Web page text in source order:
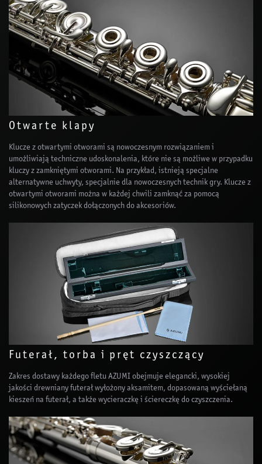
Otwarte klapy
Klucze z otwartymi otworami są nowoczesnym rozwiązaniem i
umożliwiają techniczne udoskonalenia, które nie są możliwe w przypadku
kluczy z zamkniętymi otworami. Na przykład, istnieją specjalne
alternatywne uchwyty, specjalnie dla nowoczesnych technik gry. Klucze z
otwartymi otworami można w każdej chwili zamknąć za pomocą
silikonowych zatyczek dołączonych do akcesoriów.
Futerał, torba i pręt czyszczący
Zakres dostawy każdego fletu AZUMI obejmuje elegancki, wysokiej
jakości drewniany futerał wyłożony aksamitem, dopasowaną wyściełaną
kieszeń na futerał, a także wycieraczkę i ściereczkę do czyszczenia.